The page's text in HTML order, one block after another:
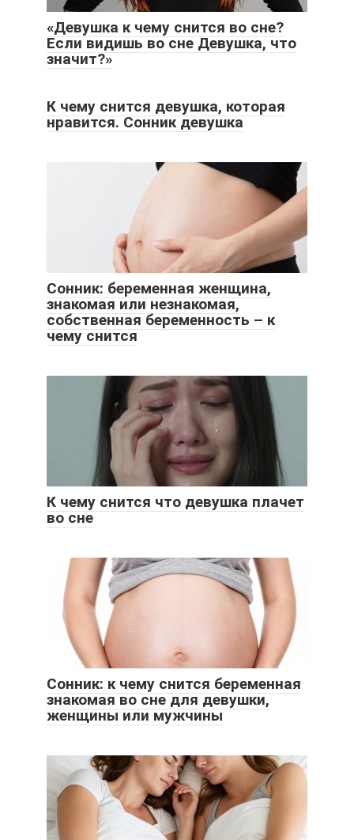
«Девушка к чему снится во сне?
Если видишь во сне Девушка, что
значит?»
К чему снится девушка, которая
нравится. Сонник девушка
Сонник: беременная женщина,
знакомая или незнакомая,
собственная беременность – к
чему снится
К чему снится что девушка плачет
во сне
Сонник: к чему снится беременная
знакомая во сне для девушки,
женщины или мужчины